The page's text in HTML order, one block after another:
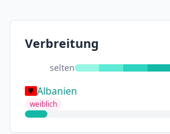
Verbreitung
selten
Albanien
weiblich